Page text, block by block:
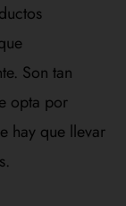
Son tan
opta por
hay que llevar